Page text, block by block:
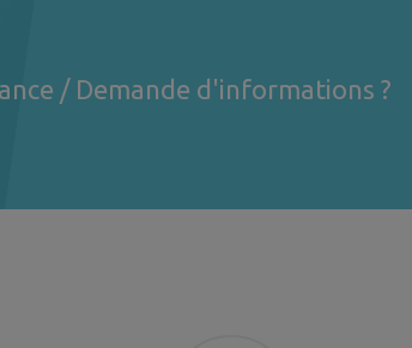
/ Demande d'informations ?